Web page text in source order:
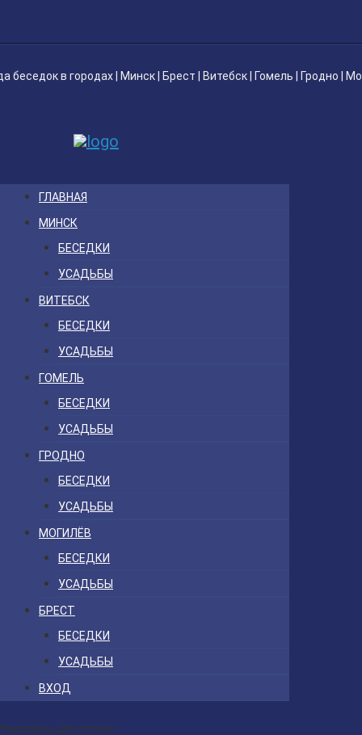
беседокв городах | Минск| Брест Витебск| Гомель Гродно
ГЛАВНАЯ
МИНСК
БЕСЕДКИ
УСАДЬБЫ
ВИТЕБСК
БЕСЕДКИ
УСАДЬБЫ
ГОМЕЛЬ
БЕСЕДКИ
УСАДЬБЫ
ГРОДНО
БЕСЕДКИ
УСАДЬБЫ
МОГИЛЁВ
БЕСЕДКИ
УСАДЬБЫ
БРЕСТ
БЕСЕДКИ
УСАДЬБЫ
ВХОД
Реквизиты для оплаты